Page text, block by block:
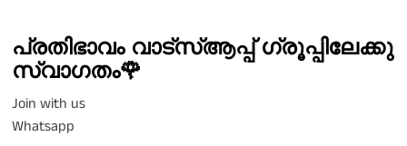
പ്രതിഭാവം വാട്സ്ആപ്പ് ഗ്രൂപ്പിലേക്കു
സ്വാഗതം🌹
Join with us
Whatsapp